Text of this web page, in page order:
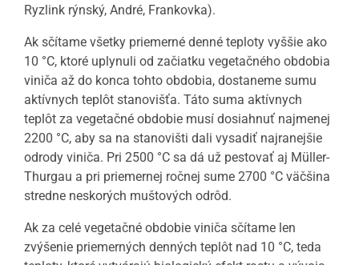
Ryzlink rýnský, André, Frankovka).
Ak sčítame všetky priemerné denné teploty vyššie ako
10 °C, ktoré uplynuli od začiatku vegetačného obdobia
viniča až do konca tohto obdobia, dostaneme sumu
aktívnych teplôt stanovišťa. Táto suma aktívnych
teplôt za vegetačné obdobie musí dosiahnuť najmenej
2200 °C, aby sa na stanovišti dali vysadiť najranejšie
odrody viniča. Pri 2500 °C sa dá už pestovať aj Müller-
Thurgau a pri priemernej ročnej sume 2700 °C väčšina
stredne neskorých muštových odrôd.
Ak za celé vegetačné obdobie viniča sčítame len
zvýšenie priemerných denných teplôt nad 10 °C, teda